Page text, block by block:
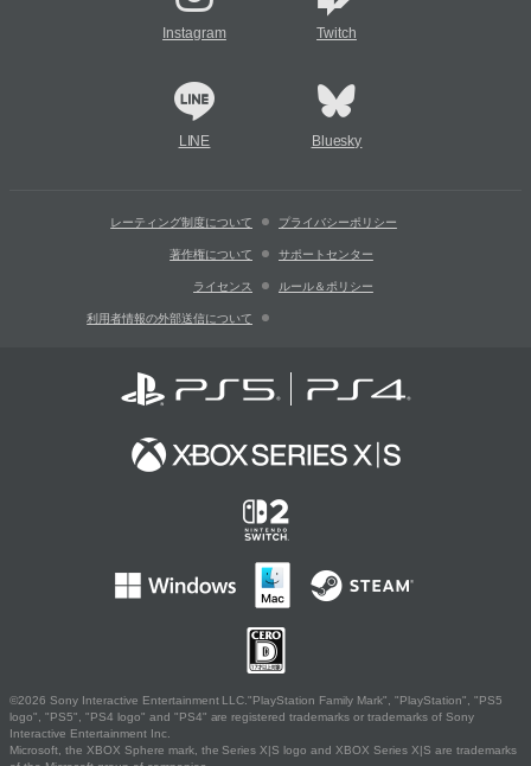
Instagram Twitch
LINE Bluesky
レーティング制度について プライバシーポリシー
著作権について サポートセンター
ライセンス ルール＆ポリシー
利用者情報の外部送信について
©2026 Sony Interactive Entertainment LLC."PlayStation Family Mark", "PlayStation", "PS5
logo", "PS5", "PS4 logo" and "PS4" are registered trademarks or trademarks of Sony
Interactive Entertainment Inc.
Microsoft, the XBOX Sphere mark, the Series X|S logo and XBOX Series X|S are trademarks